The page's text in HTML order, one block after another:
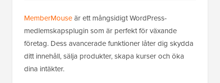
MemberMouseär ett mångsidigt WordPress-
medlemskapsplugin som är perfekt för växande
företag. Dess avancerade funktioner låter dig skydda
ditt innehåll, sälja produkter, skapa kurser och öka
dina intäkter.